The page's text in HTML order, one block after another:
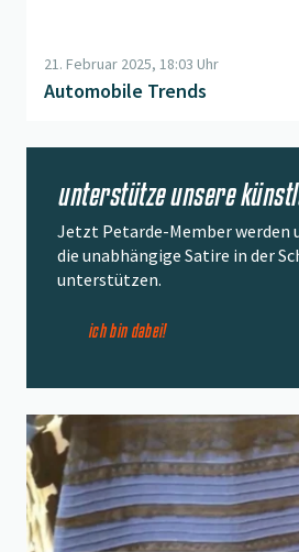
21. Februar 2025, 18:03 Uhr
Automobile Trends
unterstütze unsere
Jetzt Petarde-Member werden
die unabhängige Satire in der
unterstützen.
ich bin dabei!
Beitrag " Jetzt heissts Farbe